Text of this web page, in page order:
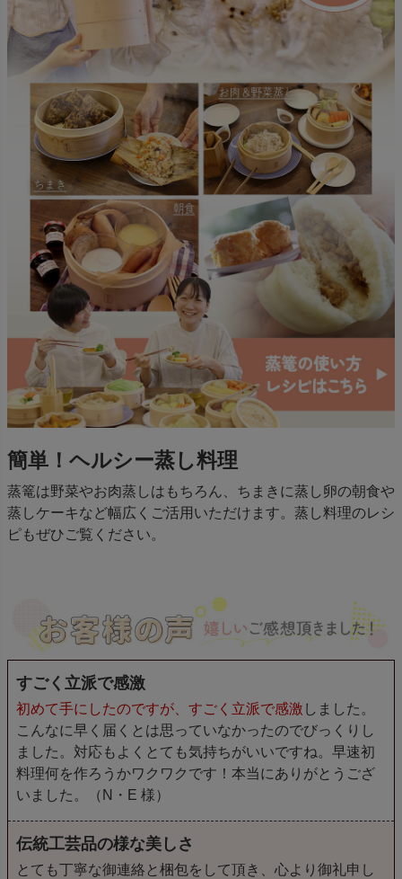
簡単！ヘルシー蒸し料理
蒸篭は野菜やお肉蒸しはもちろん、ちまきに蒸し卵の朝食や
蒸しケーキなど幅広くご活用いただけます。蒸し料理のレシ
ピもぜひご覧ください。
すごく立派で感激
初めて手にしたのですが、すごく立派で感激 しました。
こんなに早く届くとは思っていなかったのでびっくりし
ました。対応もよくとても気持ちがいいですね。早速初
料理何を作ろうかワクワクです！本当にありがとうござ
いました。（N・E 様）
伝統工芸品の様な美しさ
とても丁寧な御連絡と梱包をして頂き、心より御礼申し